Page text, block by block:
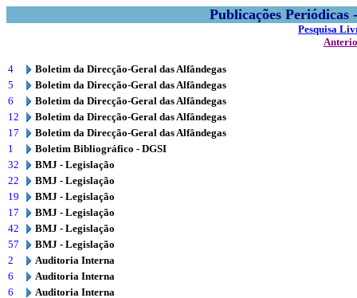
Publicações
Pesquisa
4
Boletim da Direcção-Geral das Alfândegas
5
Boletim da Direcção-Geral das Alfândegas
6
Boletim da Direcção-Geral das Alfândegas
12
Boletim da Direcção-Geral das Alfândegas
17
Boletim da Direcção-Geral das Alfândegas
1
Boletim Bibliográfico - DGSI
32
BMJ - Legislação
22
BMJ - Legislação
19
BMJ - Legislação
17
BMJ - Legislação
42
BMJ - Legislação
57
BMJ - Legislação
2
Auditoria Interna
6
Auditoria Interna
6
Auditoria Interna